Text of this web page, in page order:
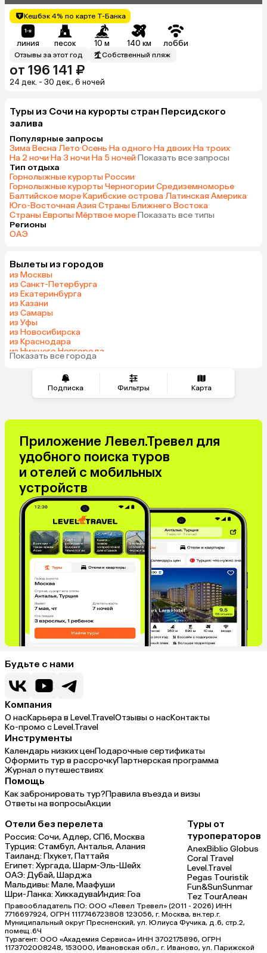
Подписка Фильтры Карта
Кешбэк 4% по карте Т-Банка
линия песок 10 м 140 км лобби
Отзывы за этот год Собственный пляж
от 196 141 ₽
24 дек. - 30 дек., 6 ночей
Туры из Сочи на курорты стран Персидского
залива
Популярные запросы
Зима·Весна·Лето·Осень·На одного·На двоих·На троих·
На 2 ночи·На 3 ночи·На 5 ночей·Показать все запросы
Тип отдыха
Горнолыжные курорты России·
Горнолыжные курорты Черногории·Средиземноморье·
Балтийское море·Карибские острова·Латинская Америка·
Юго-Восточная Азия·Страны Ближнего Востока·
Страны Европы·Мёртвое море·Показать все типы
Регионы
ОАЭ
Вылеты из городов
из Москвы
из Санкт-Петербурга
из Екатеринбурга
из Казани
из Самары
из Уфы
из Новосибирска
из Краснодара
из Нижнего Новгорода
из Перми
Показать все города
Приложение Левел.Тревел для
удобного поиска туров
и отелей с мобильных
устройств
Будьте с нами
Компания
О насКарьера в Level.TravelОтзывы о насКонтакты
Ко-промо с Level.Travel
Инструменты
Календарь низких ценПодарочные сертификаты
Оформить тур в рассрочкуПартнерская программа
Журнал о путешествиях
Помощь
Как забронировать тур?Правила въезда и визы
Ответы на вопросыАкции
Отели без перелета
Россия:Сочи,Адлер,СПб,Москва
Турция:Стамбул,Анталья,Алания
Таиланд:Пхукет,Паттайя
Египет:Хургада,Шарм-Эль-Шейх
ОАЭ:Дубай,Шарджа
Мальдивы:Мале,Маафуши
Шри-Ланка:ХиккадуваИндия:Гоа
Туры от
туроператоров
AnexBiblio Globus
Coral Travel
Level.Travel
Pegas Touristik
Fun&SunSunmar
Tez TourАлеан
Правообладатель ПО: ООО «Левел Тревел» (2011 - 2026) ИНН
7716697924, ОГРН 1117746723808 123056, г. Москва, вн.тер.г.
Муниципальный округ Пресненский, ул. Юлиуса Фучика, д.6, стр.2,
помещ.6Ч
Турагент: ООО «Академия Сервиса» ИНН 3702175896, ОГРН
1173702008248, 153000, Ивановская обл., г. Иваново, ул. Парижской